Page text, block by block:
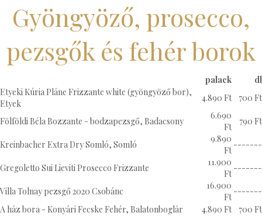
Gyöngyöző, prosecco,
pezsgők és fehér borok
palack
dl
Etyeki Kúria Pláne Frizzante white (gyöngyöző bor),
Etyek
4.890 Ft 700 Ft
Fölföldi Béla Bozzante - bodzapezsgő, Badacsony
6.690
Ft
790 Ft
Kreinbacher Extra Dry Somló, Somló
9.890
Ft
-------
Gregoletto Sui Lieviti Prosecco Frizzante
11.900
Ft
-------
Villa Tolnay pezsgő 2020 Csobánc
16.900
Ft
-------
A ház bora - Konyári Fecske Fehér, Balatonboglár
4.890 Ft
700 Ft